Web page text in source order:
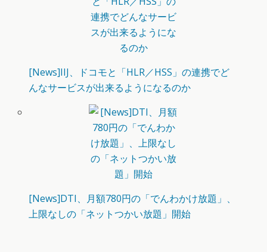
[News]IIJ、ドコモと「HLR／HSS」の連携でど
んなサービスが出来るようになるのか
[News]DTI、月額780円の「でんわかけ放題」、
上限なしの「ネットつかい放題」開始